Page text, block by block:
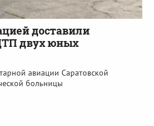
доставили
двух юных
авиации Саратовской
больницы